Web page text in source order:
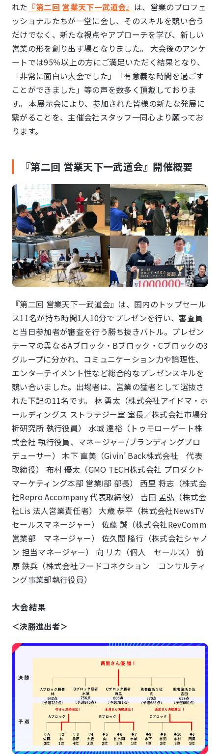
れた 『第二回 営業天下一武道会』 は、営業のプロフェ
ッショナルたちが一堂に会し、そのスキルを競い合う
だけでなく、新たな視点やアプローチを学び、新しい
営業の形を創り出す場となりました。 大会後のアンケ
ートでは95％以上の方にご満足いただく結果となり、
「非常に面白い大会でした」「有意義な時間を過ごす
ことができました」等の声を数多く頂戴しておりま
す。 本展示会により、参加された皆様の新たな発展に
繋がることを、主催会社スタッフ一同心より願ってお
ります。
『第二回 営業天下一武道会』開催概要
『第二回 営業天下一武道会』は、国内のトップセール
ス11名が持ち時間1人10分でプレゼンを行い、審査員
と当日参加者が審査を行う勝ち抜きバトル。プレゼン
テーマの異なるAブロック・Bブロック・Cブロックの3
グループに分かれ、コミュニケーション力や論理性、
エンターテイメント性など総合的なプレゼンスキルを
競い合いました。出場者は、営業の猛者として選抜さ
れた下記の11名です。 林 勇太（株式会社アイドマ・ホ
ールディングス ストラテジー室 室長／株式会社市場分
析研究所 執行役員） 水城 達裕（トゥモローゲート株
式会社 執行役員、マネージャー/ブランディングプロ
デューサー） 木下 直美（Givin’ Back株式会社 代表
取締役） 布村 優太（GMO TECH株式会社 プロダクト
マーケティング本部 営業Ⅰ部 部長） 西里 将志（株式会
社Repro Accompany 代表取締役） 吉田 孟弘（株式会
社Lis 法人営業責任者） 大歳 恭平（株式会社NewsTV
セールスマネージャー） 佐藤 誠（株式会社RevComm
営業部 マネージャー） 佐久間 隆行（株式会社シャノ
ン 担当マネージャー） 向 リカ（個人 セールス） 前
原 鉄兵（株式会社フードコネクション コンサルティ
ング事業部執行役員）
大会結果
＜決勝進出者＞